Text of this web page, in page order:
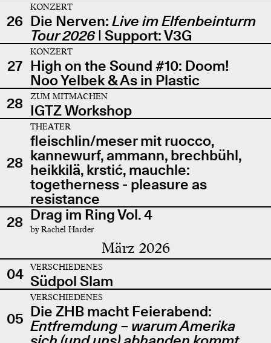
26
KONZERT
Die Nerven: Live im Elfenbeinturm
Tour 2026| Support: V3G
27
KONZERT
High on the Sound #10: Doom!
Noo Yelbek & As in Plastic
28
ZUM MITMACHEN
IGTZ Workshop
28
THEATER
fleischlin/meser mit ruocco,
kannewurf, ammann, brechbühl,
heikkilä, krstić, mauchle:
togetherness - pleasure as
resistance
28 Drag im Ring Vol. 4
by Rachel Harder
März 2026
04 VERSCHIEDENES
Südpol Slam
05
VERSCHIEDENES
Die ZHB macht Feierabend:
Entfremdung – warum Amerika